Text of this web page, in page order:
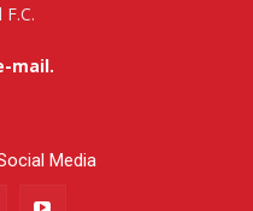
mail.
Media